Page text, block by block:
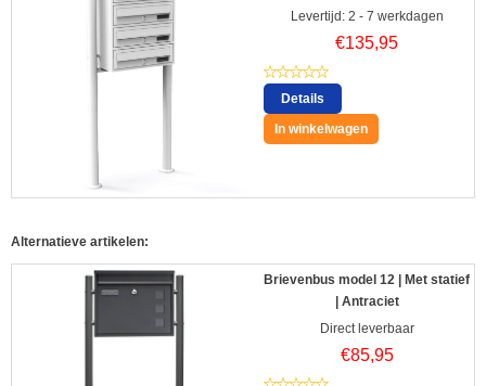
Levertijd: 2 - 7 werkdagen
€135,95
Details
In winkelwagen
Alternatieve artikelen:
Brievenbus model 12 | Met statief
| Antraciet
Direct leverbaar
€85,95